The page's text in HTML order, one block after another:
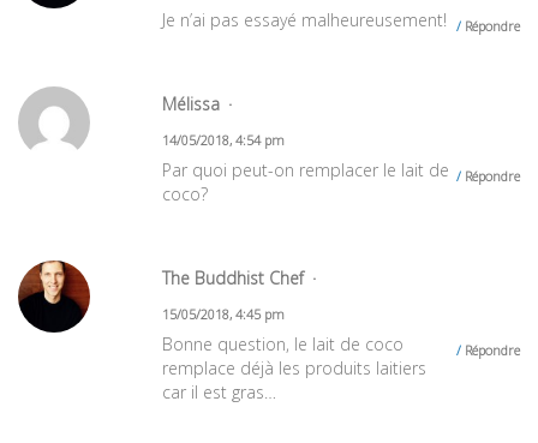
Répondre
Je n’ai pas essayé malheureusement!
Mélissa
14/05/2018, 4:54 pm
Répondre
Par quoi peut-on remplacer le lait de
coco?
The Buddhist Chef
15/05/2018, 4:45 pm
Répondre
Bonne question, le lait de coco
remplace déjà les produits laitiers
car il est gras…